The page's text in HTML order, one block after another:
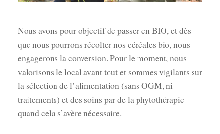
Nous avons pour objectif de passer en BIO, et dès
que nous pourrons récolter nos céréales bio, nous
engagerons la conversion. Pour le moment, nous
valorisons le local avant tout et sommes vigilants sur
la sélection de l’alimentation (sans OGM, ni
traitements) et des soins par de la phytothérapie
quand cela s’avère nécessaire.